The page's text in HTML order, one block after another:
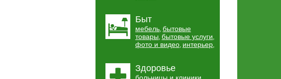
Быт
мебель, бытовые
товары, бытовые услуги,
фото и видео, интерьер,
Здоровье